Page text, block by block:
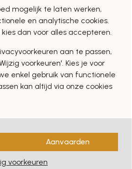
Arrivals
Spring
mogelijk te laten werken,
en analytische cookies.
dan voor alles accepteren.
aan te passen,
voorkeuren'. Kies je voor
enkel gebruik van functionele
kan altijd via onze cookies
Aanvaarden
voorkeuren